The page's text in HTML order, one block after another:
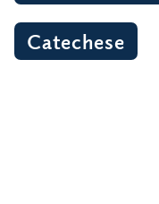
Catechese